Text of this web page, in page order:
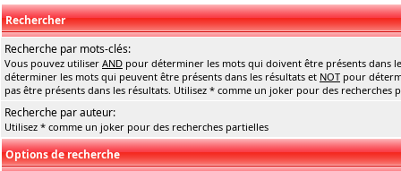
Rechercher
Recherche par mots-clés:
Vous pouvez utiliser AND pour déterminer les mots qui doivent être présents dans
déterminer les mots qui peuvent être présents dans les résultats et NOT pour
pas être présents dans les résultats. Utilisez * comme un joker pour des recherches
Recherche par auteur:
Utilisez * comme un joker pour des recherches partielles
Options de recherche